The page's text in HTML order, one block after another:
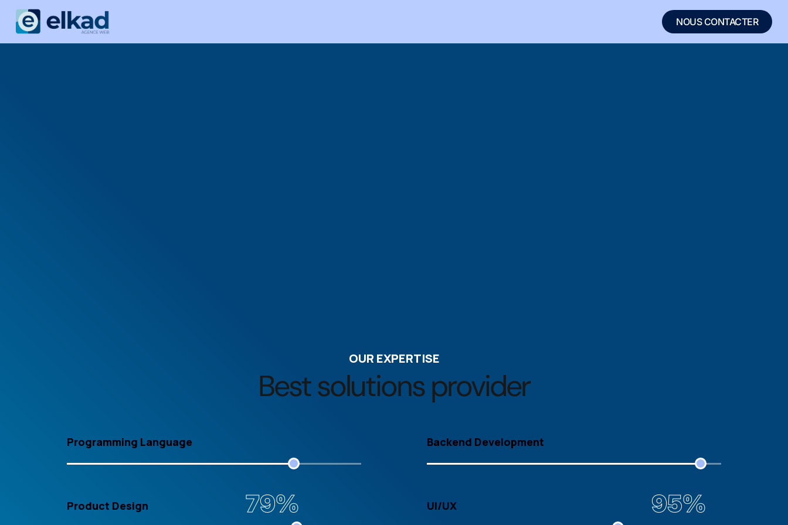
NOUS CONTACTER
OUR EXPERTISE
Best solutions provider
Programming Language
79%
Backend Development
95%
Product Design UI/UX